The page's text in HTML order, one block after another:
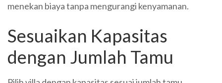
menekan biaya tanpa mengurangi kenyamanan.
Sesuaikan Kapasitas
dengan Jumlah Tamu